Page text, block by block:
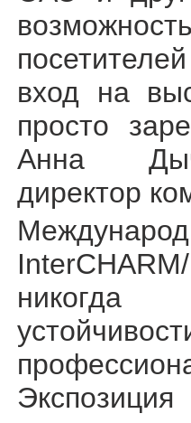
вход на
просто
Анна
директор
никогда